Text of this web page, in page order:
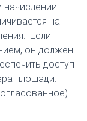
начислении
на
Если
он должен
доступ
площади.